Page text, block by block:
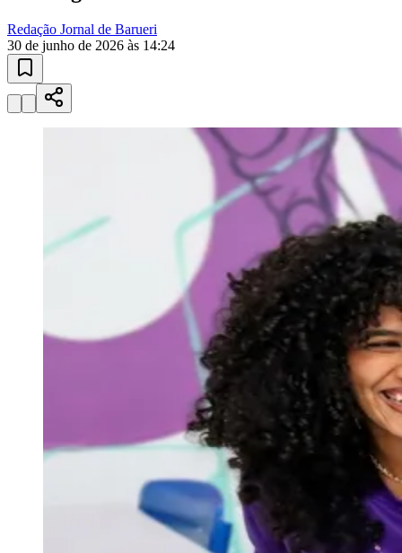
10 anos de JB
10 anos de JB
ajude a encontrar
Consulte e cadastre animais perdidos. Juntos podemos reunir
Adoção Responsável Guia Pet
4min de leitura
Instituto Percorre abre 1477 vagas para
Redação Jornal de Barueri
30 de junho de 2026 às 14:24